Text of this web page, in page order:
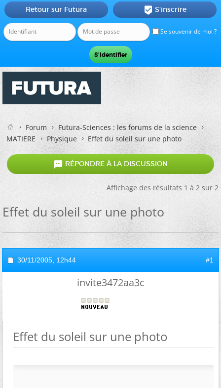
Se souvenir de moi ?
Retour sur Futura  S'inscrire
Forum
Futura-Sciences : les forums de la science
MATIERE
Physique Effet du soleil sur une photo
 RÉPONDRE À LA DISCUSSION
Affichage des résultats 1 à 2 sur 2
Effet du soleil sur une photo
30/11/2005, 12h44 #1
invite3472aa3c
Effet du soleil sur une photo